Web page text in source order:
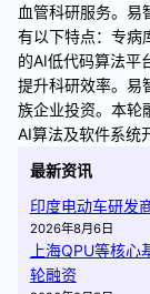
血管科研服务。易
有以下特点：专病
的AI低代码算法平
提升科研效率。易
族企业投资。本轮
AI算法及软件系统
最新资讯
印度电动车研发
2026年8月6日
上海QPU等核
轮融资